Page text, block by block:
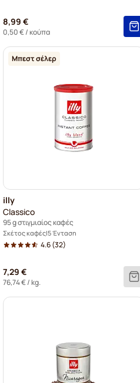
8,99 €
0,50 €/ κούπα
Μπεστ σέλερ
illy
Classico
95 g στιγμιαίος καφές
Σκέτος καφές 5 Ένταση
4.6(32)
7,29 €
76,74 €/ kg.